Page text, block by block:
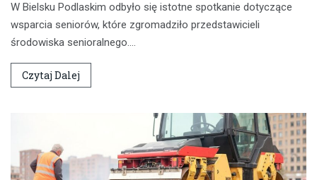
W Bielsku Podlaskim odbyło się istotne spotkanie dotyczące
wsparcia seniorów, które zgromadziło przedstawicieli
środowiska senioralnego.…
Czytaj Dalej